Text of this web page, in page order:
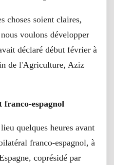
choses soient claires,
voulons développer
déclaré début février à
de l'Agriculture, Aziz
espagnol
quelques heures avant
franco-espagnol, à
coprésidé par